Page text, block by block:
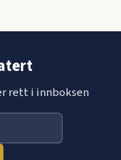
rett i innboksen